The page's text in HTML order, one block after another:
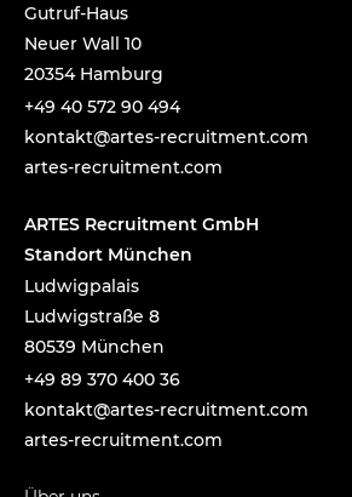
Gutruf-Haus
Neuer Wall 10
20354 Hamburg
+49 40 572 90 494
moc.t
nemti
urcer
-setr
a@tka
tnok
artes-recruitment.com
ARTES Recruitment GmbH
Standort München
Ludwigpalais
Ludwigstraße 8
80539 München
+49 89 370 400 36
moc.t
nemti
urcer
-setr
a@tka
tnok
artes-recruitment.com